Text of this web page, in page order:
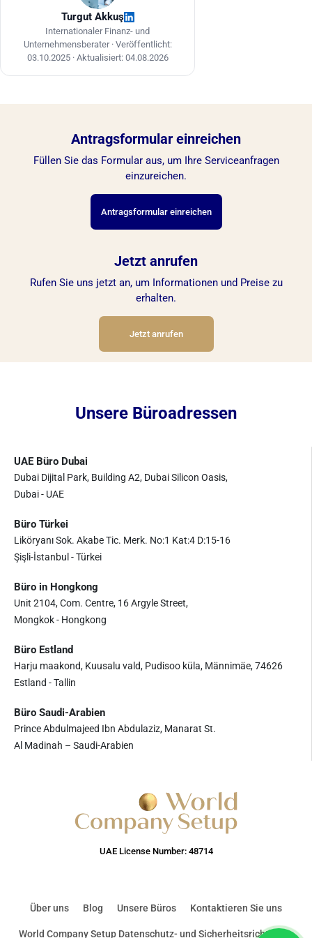
Turgut Akkuş
Internationaler Finanz- und
Unternehmensberater · Veröffentlicht:
03.10.2025· Aktualisiert: 04.08.2026
Antragsformular einreichen
Füllen Sie das Formular aus, um Ihre Serviceanfragen
einzureichen.
Antragsformular einreichen
Jetzt anrufen
Rufen Sie uns jetzt an, um Informationen und Preise zu
erhalten.
Jetzt anrufen
Unsere Büroadressen
UAE Büro Dubai
Dubai Dijital Park, Building A2, Dubai Silicon Oasis,
Dubai - UAE
Büro Türkei
Liköryanı Sok. Akabe Tic. Merk. No:1 Kat:4 D:15-16
Şişli-İstanbul - Türkei
Büro in Hongkong
Unit 2104, Com. Centre, 16 Argyle Street,
Mongkok - Hongkong
Büro Estland
Harju maakond, Kuusalu vald, Pudisoo küla, Männimäe, 74626
Estland - Tallin
Büro Saudi-Arabien
Prince Abdulmajeed Ibn Abdulaziz, Manarat St.
Al Madinah – Saudi-Arabien
UAE License Number: 48714
Über uns Blog Unsere Büros Kontaktieren Sie uns
World Company Setup Datenschutz- und Sicherheitsrichtlinien